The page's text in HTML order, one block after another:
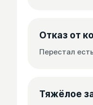
Отказ от
Перестал
Тяжёлое